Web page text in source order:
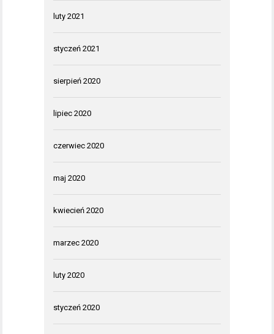
luty 2021
styczeń 2021
sierpień 2020
lipiec 2020
czerwiec 2020
maj 2020
kwiecień 2020
marzec 2020
luty 2020
styczeń 2020